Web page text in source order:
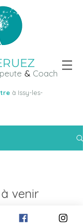
& Coach
à Issy-les-
venir
catégories de